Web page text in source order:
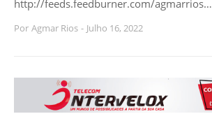
http://feeds.feedburner.com/agmarrios…
Por Agmar Rios - Julho 16, 2022